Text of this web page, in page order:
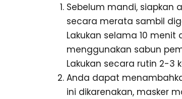
Sebelum mandi, siapkan
secara merata sambil
Lakukan selama 10
menggunakan sabun
Lakukan secara rutin 2-3
Anda dapat
ini dikarenakan, masker